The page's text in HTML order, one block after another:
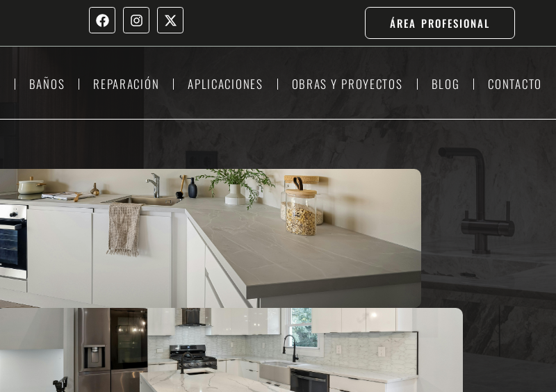
ÁREA PROFESIONAL
BAÑOS REPARACIÓN APLICACIONES OBRAS Y PROYECTOS BLOG CONTACTO